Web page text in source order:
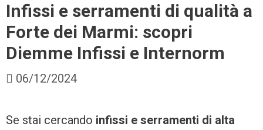
Infissi e serramenti di qualità a
Forte dei Marmi: scopri
Diemme Infissi e Internorm
06/12/2024
Se stai cercando infissi e serramenti di alta